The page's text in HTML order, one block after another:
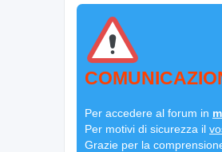
Per accedere al forum in
Per motivi di sicurezza il
Grazie per la